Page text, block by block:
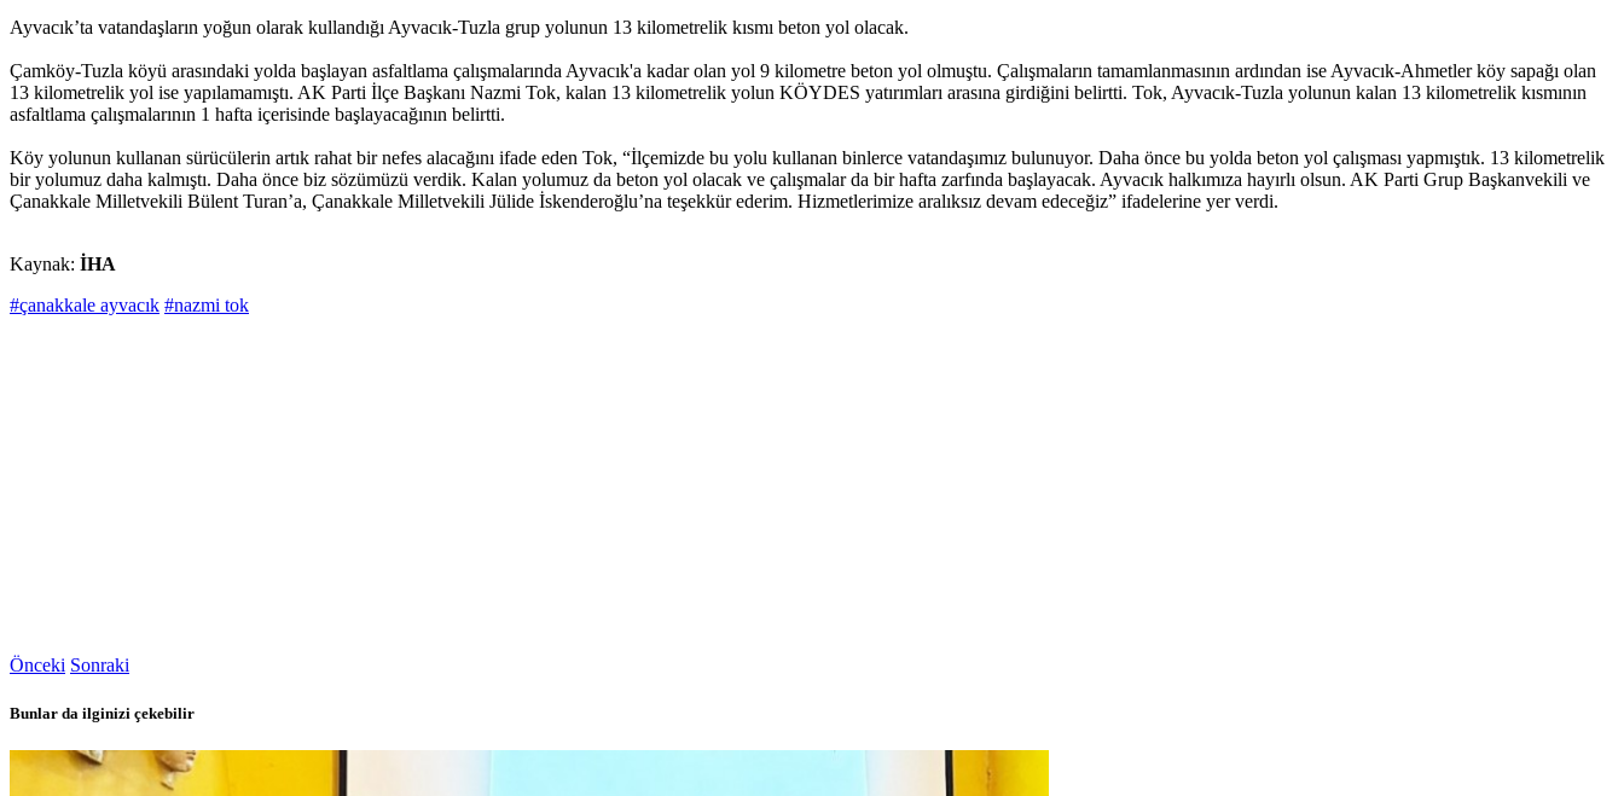
Ayvacık’ta vatandaşların yoğun olarak kullandığı Ayvacık-Tuzla grup yolunun 13 kilometrelik kısmı beton yol olacak.
Çamköy-Tuzla köyü arasındaki yolda başlayan asfaltlama çalışmalarında Ayvacık'a kadar olan yol 9 kilometre beton yol olmuştu. Çalışmaların tamamlanmasının ardından ise Ayvacık-Ahmetler köy sapağı olan
13 kilometrelik yol ise yapılamamıştı. AK Parti İlçe Başkanı Nazmi Tok, kalan 13 kilometrelik yolun KÖYDES yatırımları arasına girdiğini belirtti. Tok, Ayvacık-Tuzla yolunun kalan 13 kilometrelik kısmının
asfaltlama çalışmalarının 1 hafta içerisinde başlayacağının belirtti.
Köy yolunun kullanan sürücülerin artık rahat bir nefes alacağını ifade eden Tok, “İlçemizde bu yolu kullanan binlerce vatandaşımız bulunuyor. Daha önce bu yolda beton yol çalışması yapmıştık. 13 kilometrelik
bir yolumuz daha kalmıştı. Daha önce biz sözümüzü verdik. Kalan yolumuz da beton yol olacak ve çalışmalar da bir hafta zarfında başlayacak. Ayvacık halkımıza hayırlı olsun. AK Parti Grup Başkanvekili ve
Çanakkale Milletvekili Bülent Turan’a, Çanakkale Milletvekili Jülide İskenderoğlu’na teşekkür ederim. Hizmetlerimize aralıksız devam edeceğiz” ifadelerine yer verdi.
Kaynak: İHA
#çanakkale ayvacık #nazmi tok
Önceki Sonraki
Bunlar da ilginizi çekebilir